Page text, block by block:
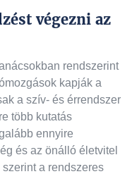
végezni az
rendszerint
kapják a
a szív- és érrendszer
több kutatás
ennyire
és az önálló életvitel
a rendszeres